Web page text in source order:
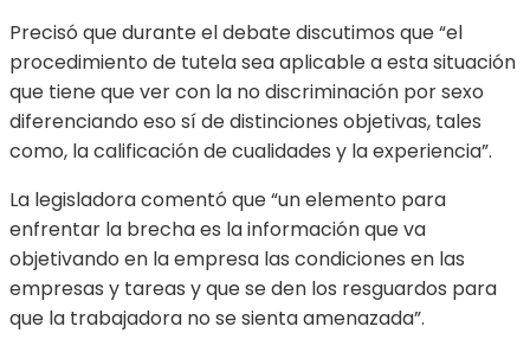
Precisó que durante el debate discutimos que “el
procedimiento de tutela sea aplicable a esta situación
que tiene que ver con la no discriminación por sexo
diferenciando eso sí de distinciones objetivas, tales
como, la calificación de cualidades y la experiencia”.
La legisladora comentó que “un elemento para
enfrentar la brecha es la información que va
objetivando en la empresa las condiciones en las
empresas y tareas y que se den los resguardos para
que la trabajadora no se sienta amenazada”.